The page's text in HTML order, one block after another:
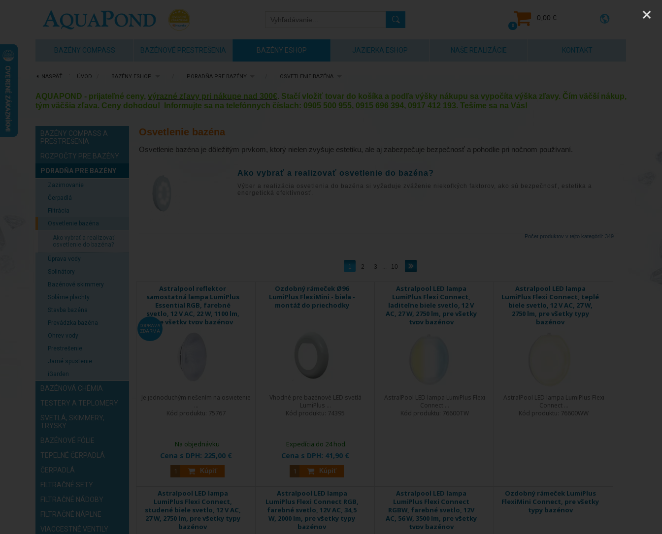
0,00 €
0
BAZÉNY COMPASS BAZÉNOVÉ PRESTREŠENIA BAZÉNY ESHOP JAZIERKA ESHOP NAŠE REALIZÁCIE KONTAKT
NASPÄŤ ÚVOD BAZÉNY ESHOP PORADŇA PRE BAZÉNY OSVETLENIE BAZÉNA
AQUAPOND - prijateľné ceny, výrazné zľavy pri nákupe nad 300€. Stačí vložiť tovar do košíka a podľa výšky nákupu sa vypočíta výška zľavy. Čím väčší nákup,
tým väčšia zľava. Ceny dohodou! Informujte sa na telefónnych číslach: 0905 500 955, 0915 696 394, 0917 412 193. Tešíme sa na Vás!
BAZÉNY COMPASS A
PRESTREŠENIA
ROZPOČTY PRE BAZÉNY
PORADŇA PRE BAZÉNY
Zazimovanie
Čerpadlá
Filtrácia
Osvetlenie bazéna
Ako vybrať a realizovať
osvetlenie do bazéna?
Úprava vody
Solinátory
Bazénové skimmery
Solárne plachty
Stavba bazéna
Prevádzka bazéna
Ohrev vody
Prestrešenie
Jarné spustenie
iGarden
BAZÉNOVÁ CHÉMIA
TESTERY A TEPLOMERY
SVETLÁ, SKIMMERY,
TRYSKY
BAZÉNOVÉ FÓLIE
TEPELNÉ ČERPADLÁ
ČERPADLÁ
FILTRAČNÉ SETY
FILTRAČNÉ NÁDOBY
FILTRAČNÉ NÁPLNE
VIACCESTNÉ VENTILY
Osvetlenie bazéna
Osvetlenie bazéna je dôležitým prvkom, ktorý nielen zvyšuje estetiku, ale aj zabezpečuje bezpečnosť a pohodlie pri nočnom používaní.
Ako vybrať a realizovať osvetlenie do bazéna?
Výber a realizácia osvetlenia do bazéna si vyžaduje zváženie niekoľkých faktorov, ako sú bezpečnosť, estetika a
energetická efektívnosť.
Počet produktov v tejto kategórií: 349
1 2 3 10
Astralpool reflektor
samostatná lampa LumiPlus
Essential RGB, farebné
svetlo, 12 V AC, 22 W, 1100 lm,
pre všetky typy bazénov
DOPRAVA
ZDARMA
Je jednoduchým riešením na osvietenie
Kód produktu: 75767
Cena s DPH: 225,00 €
Kúpiť
Na objednávku
Ozdobný rámeček Ø96
LumiPlus FlexiMini - biela -
montáž do priechodky
Vhodné pre bazénové LED svetlá
LumiPlus ...
Kód produktu: 74395
Cena s DPH: 41,90 €
Kúpiť
Expedícia do 24 hod.
Astralpool LED lampa
LumiPlus Flexi Connect,
laditeľne biele svetlo, 12 V
AC, 27 W, 2750 lm, pre všetky
typy bazénov
AstralPool LED lampa LumiPlus Flexi
Connect ...
Kód produktu: 76600TW
Astralpool LED lampa
LumiPlus Flexi Connect, teplé
biele svetlo, 12 V AC, 27 W,
2750 lm, pre všetky typy
bazénov
AstralPool LED lampa LumiPlus Flexi
Connect ...
Kód produktu: 76600WW
Astralpool LED lampa
LumiPlus Flexi Connect,
studené biele svetlo, 12 V AC,
27 W, 2750 lm, pre všetky typy
bazénov
Astralpool LED lampa
LumiPlus Flexi Connect RGB,
farebné svetlo, 12V AC, 34,5
W, 2000 lm, pre všetky typy
bazénov
Astralpool LED lampa
LumiPlus Flexi Connect
RGBW, farebné svetlo, 12V
AC, 56 W, 3500 lm, pre všetky
typy bazénov
Ozdobný rámeček LumiPlus
FlexiMini Connect, pre všetky
typy bazénov